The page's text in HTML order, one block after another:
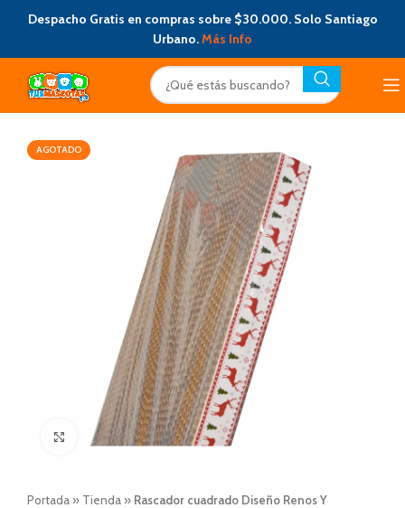
Despacho Gratis en compras sobre $30.000. Solo Santiago
Urbano.Más Info
AGOTADO
Click to enlarge
Portada » Tienda » Rascador cuadrado Diseño Renos Y